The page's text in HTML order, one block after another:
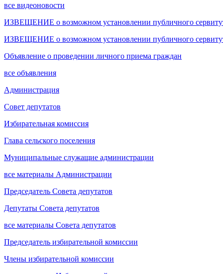
все видеоновости
ИЗВЕЩЕНИЕ о возможном установлении публичного
ИЗВЕЩЕНИЕ о возможном установлении публичного
Объявление о проведении личного приема граждан
все объявления
Администрация
Совет депутатов
Избирательная комиссия
Глава сельского поселения
Муниципальные служащие администрации
все материалы Администрации
Председатель Совета депутатов
Депутаты Совета депутатов
все материалы Совета депутатов
Председатель избирательной комиссии
Члены избирательной комиссии